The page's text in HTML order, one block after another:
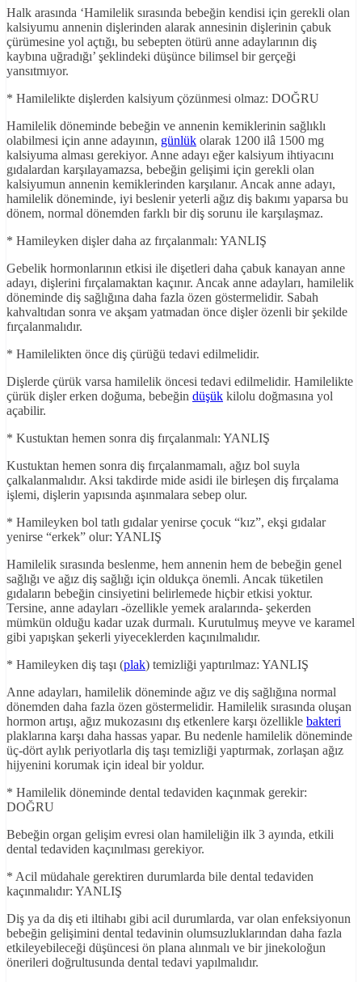
Halk arasında ‘Hamilelik sırasında bebeğin kendisi için gerekli olan
kalsiyumu annenin dişlerinden alarak annesinin dişlerinin çabuk
çürümesine yol açtığı, bu sebepten ötürü anne adaylarının diş
kaybına uğradığı’ şeklindeki düşünce bilimsel bir gerçeği
yansıtmıyor.
* Hamilelikte dişlerden kalsiyum çözünmesi olmaz: DOĞRU
Hamilelik döneminde bebeğin ve annenin kemiklerinin sağlıklı
olabilmesi için anne adayının, günlük olarak 1200 ilâ 1500 mg
kalsiyuma alması gerekiyor. Anne adayı eğer kalsiyum ihtiyacını
gıdalardan karşılayamazsa, bebeğin gelişimi için gerekli olan
kalsiyumun annenin kemiklerinden karşılanır. Ancak anne adayı,
hamilelik döneminde, iyi beslenir yeterli ağız diş bakımı yaparsa bu
dönem, normal dönemden farklı bir diş sorunu ile karşılaşmaz.
* Hamileyken dişler daha az fırçalanmalı: YANLIŞ
Gebelik hormonlarının etkisi ile dişetleri daha çabuk kanayan anne
adayı, dişlerini fırçalamaktan kaçınır. Ancak anne adayları, hamilelik
döneminde diş sağlığına daha fazla özen göstermelidir. Sabah
kahvaltıdan sonra ve akşam yatmadan önce dişler özenli bir şekilde
fırçalanmalıdır.
* Hamilelikten önce diş çürüğü tedavi edilmelidir.
Dişlerde çürük varsa hamilelik öncesi tedavi edilmelidir. Hamilelikte
çürük dişler erken doğuma, bebeğin düşük kilolu doğmasına yol
açabilir.
* Kustuktan hemen sonra diş fırçalanmalı: YANLIŞ
Kustuktan hemen sonra diş fırçalanmamalı, ağız bol suyla
çalkalanmalıdır. Aksi takdirde mide asidi ile birleşen diş fırçalama
işlemi, dişlerin yapısında aşınmalara sebep olur.
* Hamileyken bol tatlı gıdalar yenirse çocuk “kız”, ekşi gıdalar
yenirse “erkek” olur: YANLIŞ
Hamilelik sırasında beslenme, hem annenin hem de bebeğin genel
sağlığı ve ağız diş sağlığı için oldukça önemli. Ancak tüketilen
gıdaların bebeğin cinsiyetini belirlemede hiçbir etkisi yoktur.
Tersine, anne adayları -özellikle yemek aralarında- şekerden
mümkün olduğu kadar uzak durmalı. Kurutulmuş meyve ve karamel
gibi yapışkan şekerli yiyeceklerden kaçınılmalıdır.
* Hamileyken diş taşı (plak) temizliği yaptırılmaz: YANLIŞ
Anne adayları, hamilelik döneminde ağız ve diş sağlığına normal
dönemden daha fazla özen göstermelidir. Hamilelik sırasında oluşan
hormon artışı, ağız mukozasını dış etkenlere karşı özellikle bakteri
plaklarına karşı daha hassas yapar. Bu nedenle hamilelik döneminde
üç-dört aylık periyotlarla diş taşı temizliği yaptırmak, zorlaşan ağız
hijyenini korumak için ideal bir yoldur.
* Hamilelik döneminde dental tedaviden kaçınmak gerekir:
DOĞRU
Bebeğin organ gelişim evresi olan hamileliğin ilk 3 ayında, etkili
dental tedaviden kaçınılması gerekiyor.
* Acil müdahale gerektiren durumlarda bile dental tedaviden
kaçınmalıdır: YANLIŞ
Diş ya da diş eti iltihabı gibi acil durumlarda, var olan enfeksiyonun
bebeğin gelişimini dental tedavinin olumsuzluklarından daha fazla
etkileyebileceği düşüncesi ön plana alınmalı ve bir jinekoloğun
önerileri doğrultusunda dental tedavi yapılmalıdır.